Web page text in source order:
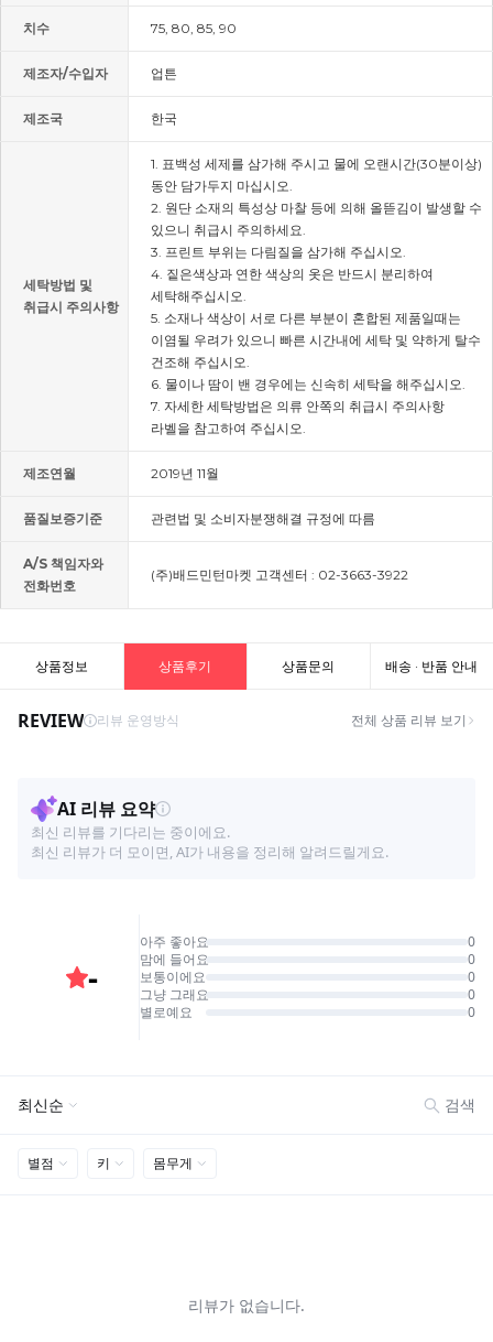
치수 75, 80, 85, 90
제조자/수입자 업튼
제조국 한국
세탁방법 및
취급시 주의사항
1. 표백성 세제를 삼가해 주시고 물에 오랜시간(30분이상)
동안 담가두지 마십시오.
2. 원단 소재의 특성상 마찰 등에 의해 올뜯김이 발생할 수
있으니 취급시 주의하세요.
3. 프린트 부위는 다림질을 삼가해 주십시오.
4. 짙은색상과 연한 색상의 옷은 반드시 분리하여
세탁해주십시오.
5. 소재나 색상이 서로 다른 부분이 혼합된 제품일때는
이염될 우려가 있으니 빠른 시간내에 세탁 및 약하게 탈수
건조해 주십시오.
6. 물이나 땀이 밴 경우에는 신속히 세탁을 해주십시오.
7. 자세한 세탁방법은 의류 안쪽의 취급시 주의사항
라벨을 참고하여 주십시오.
제조연월 2019년 11월
품질보증기준 관련법 및 소비자분쟁해결 규정에 따름
A/S 책임자와
전화번호
(주)배드민턴마켓 고객센터 : 02-3663-3922
상품정보 상품후기 상품문의 배송 · 반품 안내